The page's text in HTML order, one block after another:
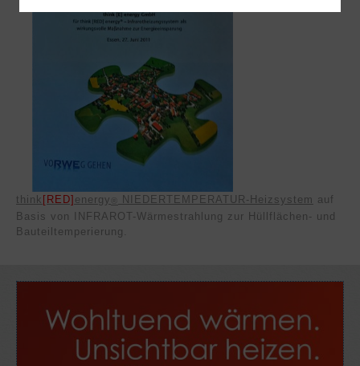
think [RED] energy ® NIEDERTEMPERATUR-Heizsystem auf
Basis von INFRAROT-Wärmestrahlung zur Hüllflächen- und
Bauteiltemperierung.